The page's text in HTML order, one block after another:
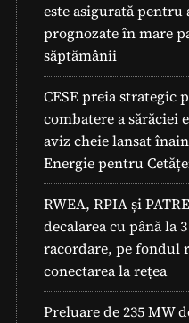
este asigurată pentru
prognozate în mare
săptămânii
CESE preia strategic
combatere a
aviz cheie lansat
Energie pentru
RWEA, RPIA și
decalarea cu până la
racordare, pe fondul
conectarea la rețea
Preluare de 235 MW